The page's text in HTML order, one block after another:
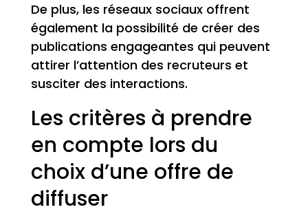
De plus, les réseaux sociaux offrent
également la possibilité de créer des
publications engageantes qui peuvent
attirer l’attention des recruteurs et
susciter des interactions.
Les critères à prendre
en compte lors du
choix d’une offre de
diffuser